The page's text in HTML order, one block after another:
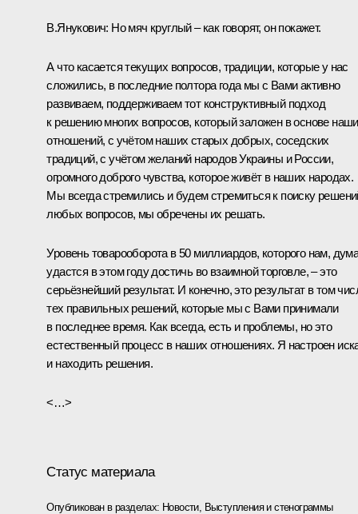
В.Янукович: Но мяч круглый – как говорят, он покажет.
А что касается текущих вопросов, традиции, которые у нас
сложились, в последние полтора года мы с Вами активно
развиваем, поддерживаем тот конструктивный подход
к решению многих вопросов, который заложен в основе
отношений, с учётом наших старых добрых, соседских
традиций, с учётом желаний народов Украины и России,
огромного доброго чувства, которое живёт в наших народах.
Мы всегда стремились и будем стремиться к поиску
любых вопросов, мы обречены их решать.
Уровень товарооборота в 50 миллиардов, которого нам,
удастся в этом году достичь во взаимной торговле, – это
серьёзнейший результат. И конечно, это результат в том
тех правильных решений, которые мы с Вами принимали
в последнее время. Как всегда, есть и проблемы, но это
естественный процесс в наших отношениях. Я настроен
и находить решения.
<…>
Статус материала
Опубликован в разделах: Новости, Выступления и стенограммы